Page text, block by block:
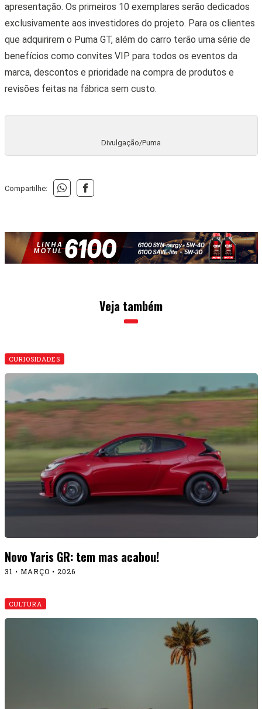
apresentação. Os primeiros 10 exemplares serão dedicados
exclusivamente aos investidores do projeto. Para os clientes
que adquirirem o Puma GT, além do carro terão uma série de
benefícios como convites VIP para todos os eventos da
marca, descontos e prioridade na compra de produtos e
revisões feitas na fábrica sem custo.
Divulgação/Puma
Compartilhe:
Veja também
CURIOSIDADES
Novo Yaris GR: tem mas acabou!
31 • MARÇO • 2026
CULTURA